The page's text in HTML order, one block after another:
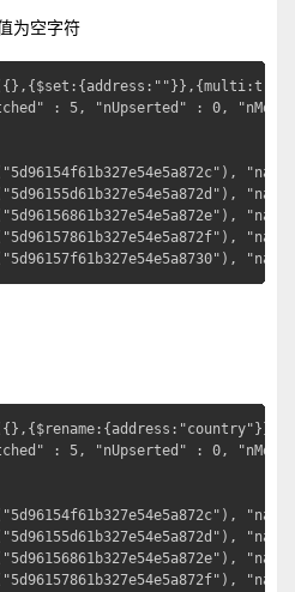
为空字符
: 5, "nUpserted" : 0,
: 5, "nUpserted" : 0,